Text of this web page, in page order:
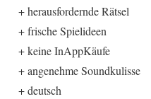
+ herausfordernde Rätsel
+ frische Spielideen
+ keine InAppKäufe
+ angenehme Soundkulisse
+ deutsch